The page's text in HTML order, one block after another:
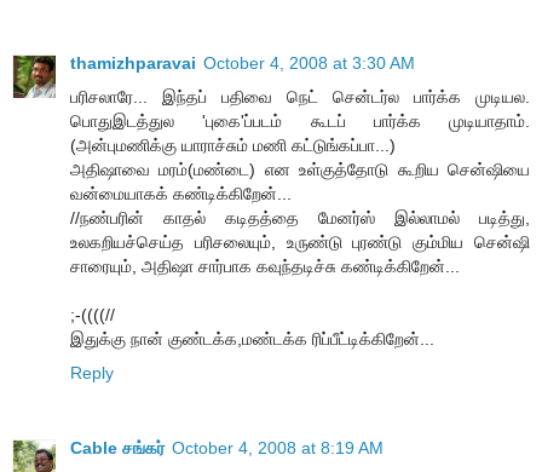
thamizhparavai October 4, 2008 at 3:30 AM
பரிசலாரே... இந்தப் பதிவை நெட் சென்டர்ல பார்க்க முடியல.
பொதுஇடத்துல 'புகை'ப்படம் கூடப் பார்க்க முடியாதாம்.
(அன்புமணிக்கு யாராச்சும் மணி கட்டுங்கப்பா...)
அதிஷாவை மரம்(மண்டை) என உள்குத்தோடு கூறிய சென்ஷியை
வன்மையாகக் கண்டிக்கிறேன்...
//நண்பரின் காதல் கடிதத்தை மேனர்ஸ் இல்லாமல் படித்து,
உலகறியச்செய்த பரிசலையும், உருண்டு புரண்டு கும்மிய சென்ஷி
சாரையும், அதிஷா சார்பாக கவுந்தடிச்சு கண்டிக்கிறேன்...
;-((((//
இதுக்கு நான் குண்டக்க,மண்டக்க ரிப்பீட்டிக்கிறேன்...
Reply
Cable சங்கர் October 4, 2008 at 8:19 AM